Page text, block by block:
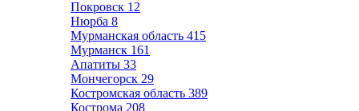
Покровск 12
Нюрба 8
Мурманская область 415
Мурманск 161
Апатиты 33
Мончегорск 29
Костромская область 389
Кострома 208